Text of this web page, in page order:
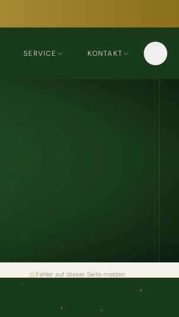
SERVICE KONTAKT
Fehler auf dieser Seite melden